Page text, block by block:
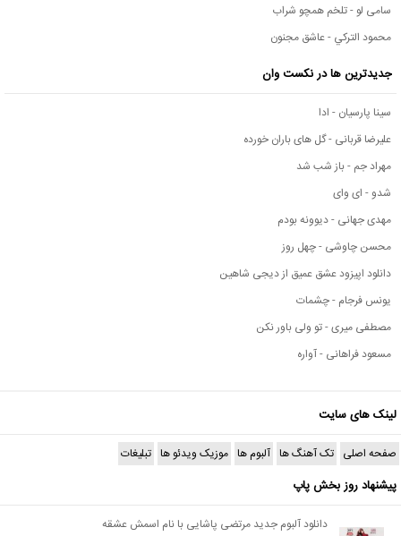
سامی لو - تلخم همچو شراب
محمود التركي - عاشق مجنون
جدیدترین ها در نکست وان
سینا پارسیان - ادا
علیرضا قربانی - گل های باران خورده
مهراد جم - باز شب شد
شدو - ای وای
مهدی جهانی - دیوونه بودم
محسن چاوشی - چهل روز
دانلود اپیزود عشق عمیق از دیجی شاهین
یونس فرجام - چشمات
مصطفی میری - تو ولی باور نکن
مسعود فراهانی - آواره
لینک های سایت
صفحه اصلی تک آهنگ ها آلبوم ها موزیک ویدئو ها تبلیغات
پیشنهاد روز بخش پاپ
دانلود آلبوم جدید مرتضی پاشایی با نام اسمش عشقه